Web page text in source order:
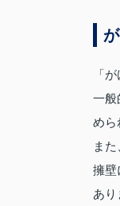
「
一般
めら
ま
擁壁
あり